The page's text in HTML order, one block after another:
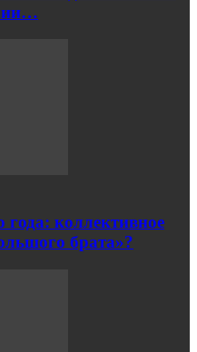
коллективное
брата»?